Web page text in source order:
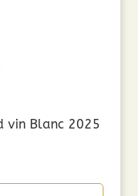
vin Blanc 2025